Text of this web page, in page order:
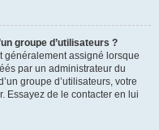
groupe d’utilisateurs ?
généralement assigné lorsque
par un administrateur du
groupe d’utilisateurs, votre
Essayez de le contacter en lui